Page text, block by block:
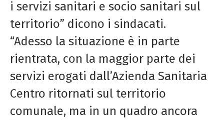
i servizi sanitari e socio sanitari sul
territorio” dicono i sindacati.
“Adesso la situazione è in parte
rientrata, con la maggior parte dei
servizi erogati dall’Azienda Sanitaria
Centro ritornati sul territorio
comunale, ma in un quadro ancora